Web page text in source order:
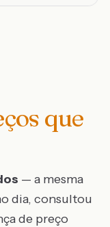
que
— a mesma
dia, consultou
de preço